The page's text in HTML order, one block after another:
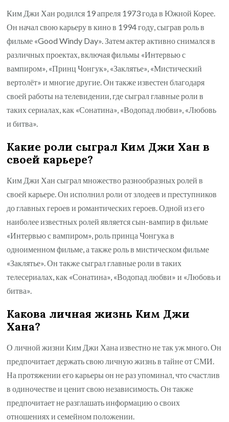
Ким Джи Хан родился 19 апреля 1973 года в Южной Корее.
Он начал свою карьеру в кино в 1994 году, сыграв роль в
фильме «Good Windy Day». Затем актер активно снимался в
различных проектах, включая фильмы «Интервью с
вампиром», «Принц Чонгук», «Заклятье», «Мистический
вертолёт» и многие другие. Он также известен благодаря
своей работы на телевидении, где сыграл главные роли в
таких сериалах, как «Сонатина», «Водопад любви», «Любовь
и битва».
Какие роли сыграл Ким Джи Хан в
своей карьере?
Ким Джи Хан сыграл множество разнообразных ролей в
своей карьере. Он исполнил роли от злодеев и преступников
до главных героев и романтических героев. Одной из его
наиболее известных ролей является сын-вампир в фильме
«Интервью с вампиром», роль принца Чонгука в
одноименном фильме, а также роль в мистическом фильме
«Заклятье». Он также сыграл главные роли в таких
телесериалах, как «Сонатина», «Водопад любви» и «Любовь и
битва».
Какова личная жизнь Ким Джи
Хана?
О личной жизни Ким Джи Хана известно не так уж много. Он
предпочитает держать свою личную жизнь в тайне от СМИ.
На протяжении его карьеры он не раз упоминал, что счастлив
в одиночестве и ценит свою независимость. Он также
предпочитает не разглашать информацию о своих
отношениях и семейном положении.